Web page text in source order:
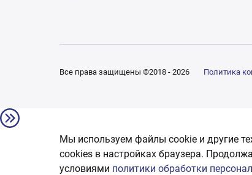
Все права защищены ©2018 - 2026 Политика
Мы используем файлы cookie и другие
сookies в настройках браузера.
условиями политики обработки